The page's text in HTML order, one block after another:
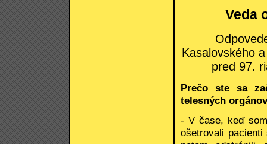
Veda
Kasalovského
pred 97.
Prečo ste sa
telesných
- V čase, keď
ošetrovali